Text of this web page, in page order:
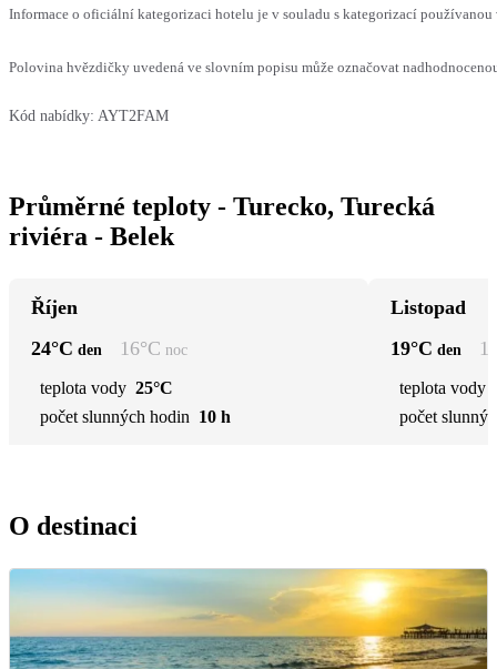
Informace o oficiální kategorizaci hotelu je v souladu s kategorizací
Polovina hvězdičky uvedená ve slovním popisu může označovat
Kód nabídky: AYT2FAM
Průměrné teploty - Turecko, Turecká
riviéra - Belek
Říjen
24°C den 16°C noc
teplota vody 25°C
počet slunných hodin 10 h
Listopad
19°C den
teplota vody
počet
O destinaci